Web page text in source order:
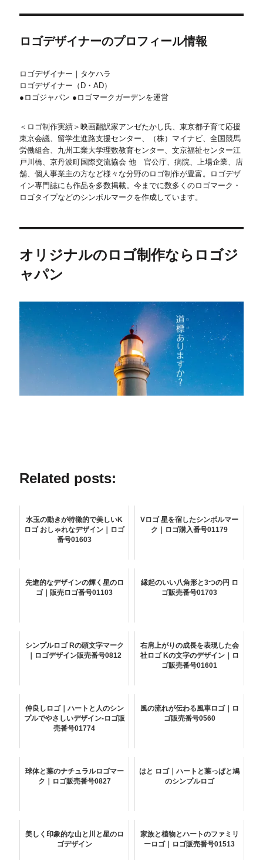
ロゴデザイナーのプロフィール情報
ロゴデザイナー｜タケハラ
ロゴデザイナー（D・AD）
●ロゴジャパン ●ロゴマークガーデンを運営
＜ロゴ制作実績＞映画翻訳家アンゼたかし氏、東京都子育て応援
東京会議、留学生進路支援センター、（株）マイナビ、全国競馬
労働組合、九州工業大学理数教育センター、文京福祉センター江
戸川橋、京丹波町国際交流協会 他 官公庁、病院、上場企業、店
舗、個人事業主の方など様々な分野のロゴ制作が豊富。ロゴデザ
イン専門誌にも作品を多数掲載。今までに数多くのロゴマーク・
ロゴタイプなどのシンボルマークを作成しています。
オリジナルのロゴ制作ならロゴジ
ャパン
Related posts:
水玉の動きが特徴的で美しいK
ロゴ おしゃれなデザイン｜ロゴ
番号01603
Vロゴ 星を宿したシンボルマー
ク｜ロゴ購入番号01179
先進的なデザインの輝く星のロ
ゴ｜販売ロゴ番号01103
縁起のいい八角形と3つの円 ロ
ゴ販売番号01703
シンプルロゴ Rの頭文字マーク
｜ロゴデザイン販売番号0812
右肩上がりの成長を表現した会
社ロゴ Kの文字のデザイン｜ロ
ゴ販売番号01601
仲良しロゴ｜ハートと人のシン
プルでやさしいデザイン-ロゴ販
売番号01774
風の流れが伝わる風車ロゴ｜ロ
ゴ販売番号0560
球体と葉のナチュラルロゴマー
ク｜ロゴ販売番号0827
はと ロゴ｜ハートと葉っぱと鳩
のシンプルロゴ
美しく印象的な山と川と星のロ
ゴデザイン
家族と植物とハートのファミリ
ーロゴ｜ロゴ販売番号01513